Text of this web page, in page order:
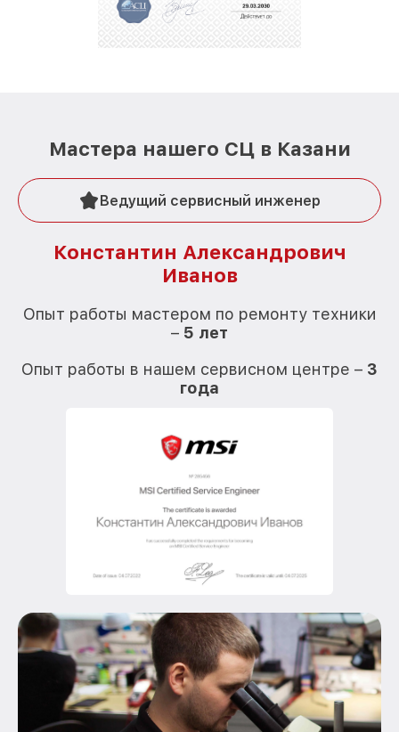
стараемся каждый день делать наш сервис еще
Мастера нашего СЦ в Казани
Ведущий сервисный инженер
Константин Александрович
Иванов
Опыт работы мастером по ремонту техники
– 5 лет
Опыт работы в нашем сервисном центре – 3
года